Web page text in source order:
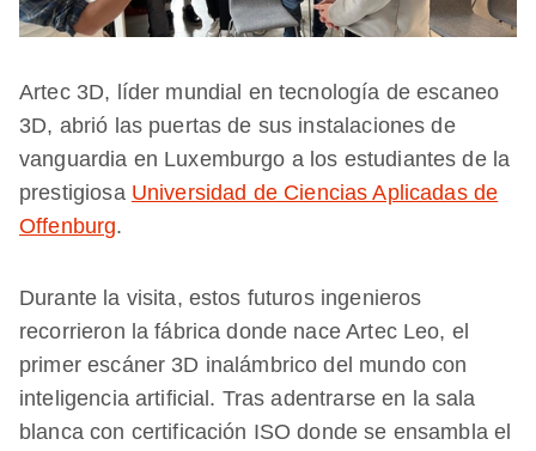
Artec 3D, líder mundial en tecnología de escaneo
3D, abrió las puertas de sus instalaciones de
vanguardia en Luxemburgo a los estudiantes de la
prestigiosa Universidad de Ciencias Aplicadas de
Offenburg.
Durante la visita, estos futuros ingenieros
recorrieron la fábrica donde nace Artec Leo, el
primer escáner 3D inalámbrico del mundo con
inteligencia artificial. Tras adentrarse en la sala
blanca con certificación ISO donde se ensambla el